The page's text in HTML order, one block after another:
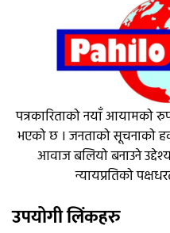
पत्रकारिताको नयाँ आयामको
भएको छ । जनताको सूचनाको
आवाज बलियो बनाउने
न्यायप्रतिको
उपयोगी लिंकहरु